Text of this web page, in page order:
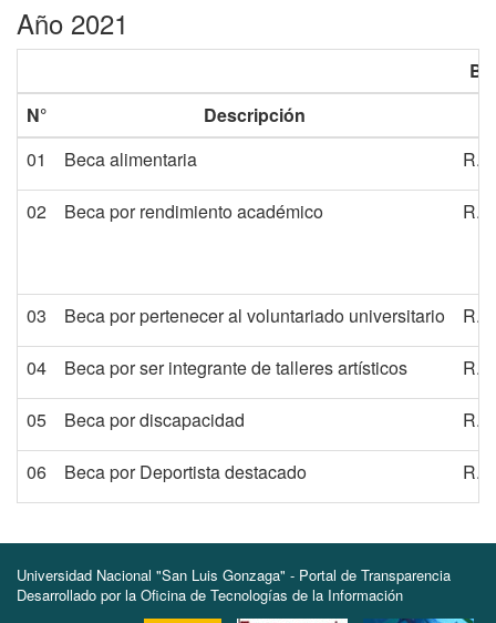
Año 2021
N°
Descripción
01
Beca alimentaria
02 Beca por rendimiento académico
03 Beca por pertenecer al voluntariado universitario
04 Beca por ser integrante de talleres artísticos
05 Beca por discapacidad
06 Beca por Deportista destacado
Universidad Nacional "San Luis Gonzaga" - Portal de Transparencia
Desarrollado por la Oficina de Tecnologías de la Información